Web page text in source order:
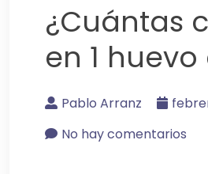
¿Cuántas
en 1
Pablo Arranz
No hay comentarios